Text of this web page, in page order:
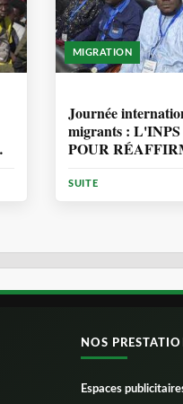
MIGRATION
Journée
migrants :
POUR
MATIÈRE DE
SUITE
NOS
Espaces